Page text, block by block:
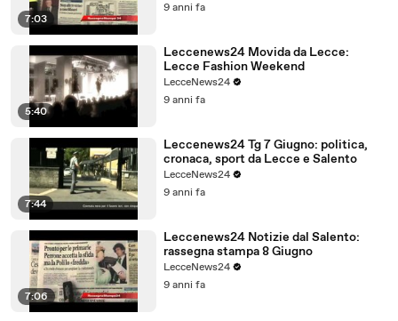
7:03
9 anni fa
5:40
Leccenews24 Movida da Lecce:
Lecce Fashion Weekend
LecceNews24
9 anni fa
7:44
Leccenews24 Tg 7 Giugno: politica,
cronaca, sport da Lecce e Salento
LecceNews24
9 anni fa
7:06
Leccenews24 Notizie dal Salento:
rassegna stampa 8 Giugno
LecceNews24
9 anni fa